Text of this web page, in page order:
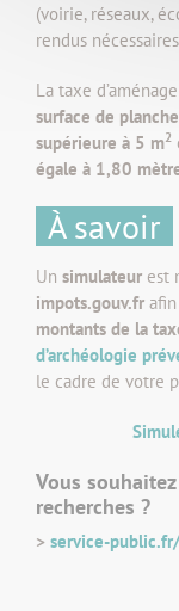
(voirie, réseaux,
rendus
La taxe
surface de
supérieure à 5 m2
égale à 1,80
À savoir
Un simulateur est
impots.gouv.fr
montants de la
d’archéologie
le cadre de votre
Vous
recherches ?
> service-